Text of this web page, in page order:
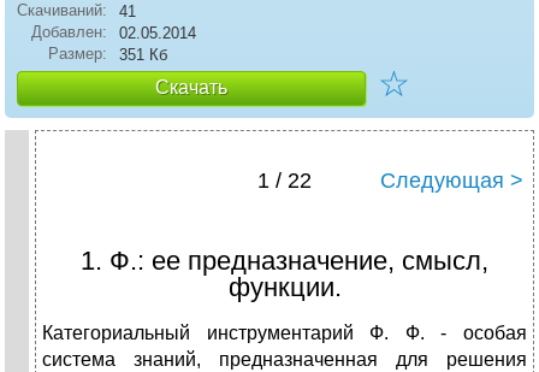
Скачиваний:
41
Добавлен:
02.05.2014
Размер:
351 Кб
Скачать ☆
1 / 22 Следующая >
1. Ф.: ее предназначение, смысл,
функции.
Категориальный инструментарий Ф. Ф. - особая
система знаний, предназначенная для решения